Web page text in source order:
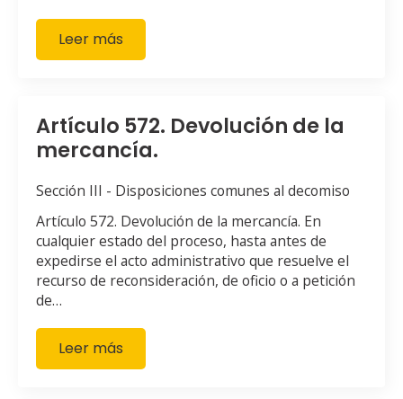
Leer más
Artículo 572. Devolución de la
mercancía.
Sección III - Disposiciones comunes al decomiso
Artículo 572. Devolución de la mercancía. En
cualquier estado del proceso, hasta antes de
expedirse el acto administrativo que resuelve el
recurso de reconsideración, de oficio o a petición
de…
Leer más